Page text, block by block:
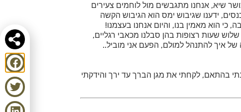
שיא, אנחנו מתגבשים מול לוחמים צעירים
ידענו שגיבוש ימס הוא הגיבוש הקשה
כי הוא מאמין בנו, והיום אנחנו בעצמנו!
שעות רצופות בהן סבלנו מכאבי רגליים,
של איך להתנהל למולם, הפעם אני מוביל..
בהתאם, לקחתי את מגן הברך עד ירך והידקתי